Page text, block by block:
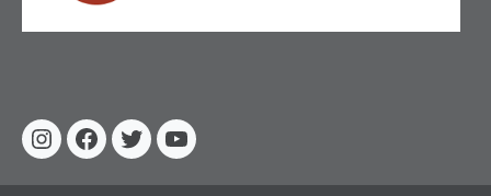
Instagram
Facebook
TwitterYouTube